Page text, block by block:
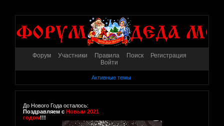
Форум Участники Правила Поиск
Регистрация
Войти
Активные темы
До Нового Года осталось:
Поздравляем с Новым 2021
годом!!!